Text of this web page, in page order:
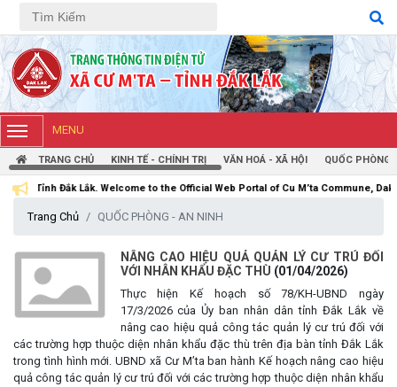
Tiếng Việt Tiếng Anh
MENU
TRANG CHỦ KINH TẾ - CHÍNH TRỊ VĂN HOÁ - XÃ HỘI QUỐC PHÒNG
Welcome to the Official Web Portal of Cu M’ta Commune, Dak Lak Province
Trang Chủ QUỐC PHÒNG - AN NINH
NÂNG CAO HIỆU QUẢ QUẢN LÝ CƯ TRÚ ĐỐI
VỚI NHÂN KHẨU ĐẶC THÙ (01/04/2026)
Thực hiện Kế hoạch số 78/KH-UBND ngày
17/3/2026 của Ủy ban nhân dân tỉnh Đắk Lắk về
nâng cao hiệu quả công tác quản lý cư trú đối với
các trường hợp thuộc diện nhân khẩu đặc thù trên địa bàn tỉnh Đắk Lắk
trong tình hình mới. UBND xã Cư M’ta ban hành Kế hoạch nâng cao hiệu
quả công tác quản lý cư trú đối với các trường hợp thuộc diện nhân khẩu